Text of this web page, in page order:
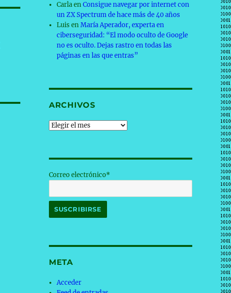
CarlaenConsigue navegar por internet con
un ZX Spectrum de hace más de 40 años
Luis enMaría Aperador, experta en
ciberseguridad: “El modo oculto de Google
no es oculto. Dejas rastro en todas las
páginas en las que entras”
ARCHIVOS
Archivos
Correo electrónico*
META
Acceder